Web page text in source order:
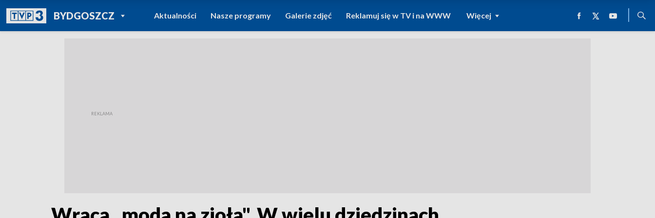
BYDGOSZCZPOWRÓT DO
TVP REGIONY
Aktualności Nasze programy Galerie zdjęć Reklamuj się w TV i na WWW Więcej